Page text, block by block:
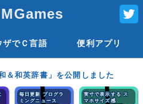
ザでＣ言語 便利アプリ
＆和英辞書」を公開しました
毎日更新 プログラ
ミングニュース
実寸で表示する ス
マホサイズ感